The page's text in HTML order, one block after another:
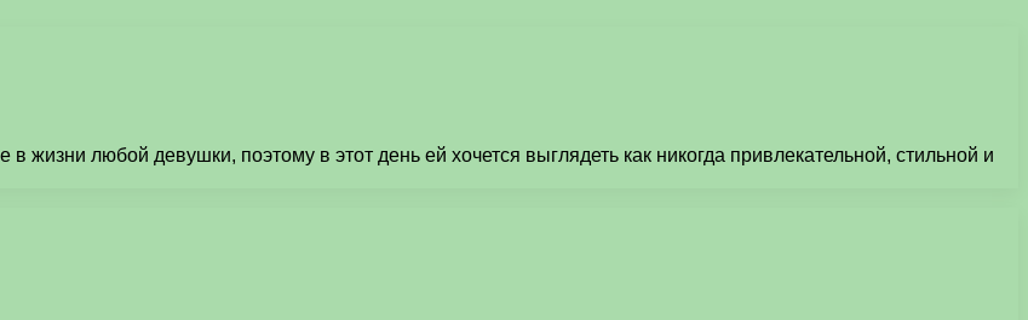
любой девушки, поэтому в этот день ей хочется выглядеть как никогда привлекательной, стильной и